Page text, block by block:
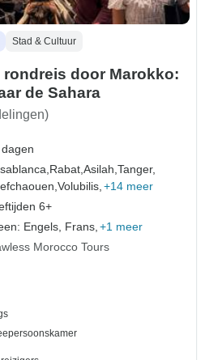
Stad & Cultuur
rondreis door Marokko:
de Sahara
Rabat,Asilah,Tanger,
Volubilis, +14 meer
6+
Engels, Frans, +1 meer
Morocco Tours